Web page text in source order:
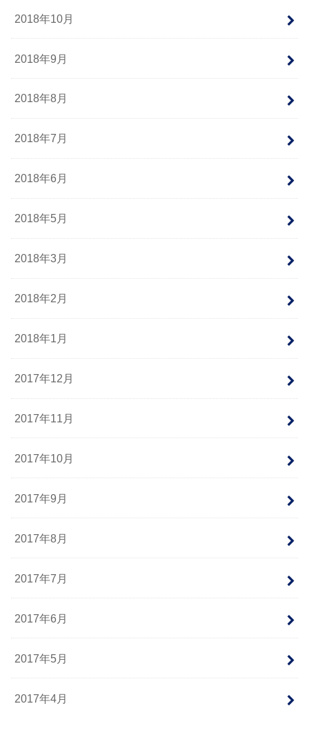
2018年10月
2018年9月
2018年8月
2018年7月
2018年6月
2018年5月
2018年3月
2018年2月
2018年1月
2017年12月
2017年11月
2017年10月
2017年9月
2017年8月
2017年7月
2017年6月
2017年5月
2017年4月